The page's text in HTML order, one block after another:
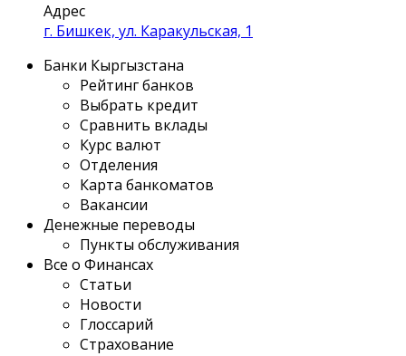
Адрес
г. Бишкек, ул. Каракульская, 1
Банки Кыргызстана
Рейтинг банков
Выбрать кредит
Сравнить вклады
Курс валют
Отделения
Карта банкоматов
Вакансии
Денежные переводы
Пункты обслуживания
Все о Финансах
Статьи
Новости
Глоссарий
Страхование